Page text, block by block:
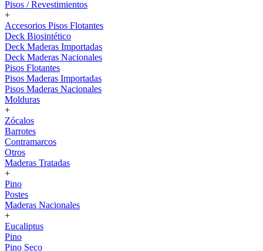
Pisos / Revestimientos
+
Accesorios Pisos Flotantes
Deck Biosintético
Deck Maderas Importadas
Deck Maderas Nacionales
Pisos Flotantes
Pisos Maderas Importadas
Pisos Maderas Nacionales
Molduras
+
Zócalos
Barrotes
Contramarcos
Otros
Maderas Tratadas
+
Pino
Postes
Maderas Nacionales
+
Eucaliptus
Pino
Pino Seco